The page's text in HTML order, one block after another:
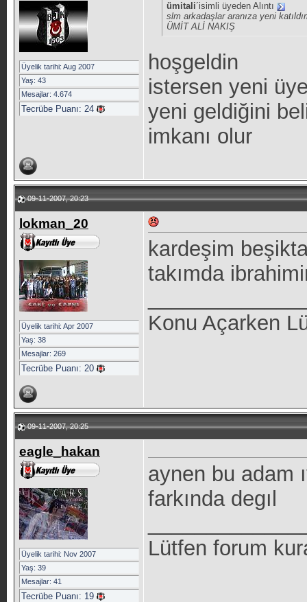
Üyelik tarihi: Aug 2007
Yaş: 43
Mesajlar: 4.674
Tecrübe Puanı: 24
ümitali´isimli üyeden Alıntı
slm arkadaşlar aranıza yeni
ÜMİT ALİ NAKIŞ
hoşgeldin
istersen yeni
yeni geldiğini
imkanı olur
09-11-2007, 20:23
lokman_20
Üyelik tarihi: Apr 2007
Yaş: 38
Mesajlar: 269
Tecrübe Puanı: 20
kardeşim
takımda
Konu Açarken
09-11-2007, 20:25
eagle_hakan
Üyelik tarihi: Nov 2007
Yaş: 39
Mesajlar: 41
Tecrübe Puanı: 19
aynen bu adam
farkında degıl
Lütfen forum